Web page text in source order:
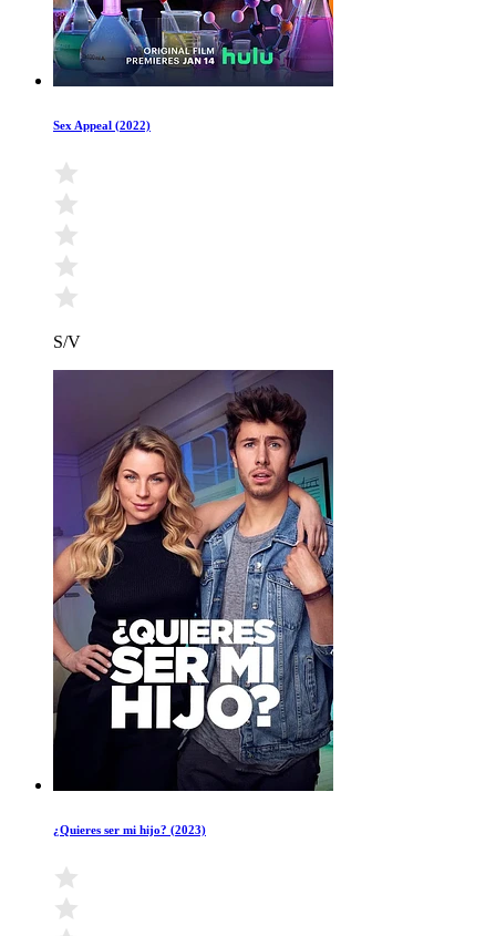
Sex Appeal (2022)
S/V
¿Quieres ser mi hijo? (2023)